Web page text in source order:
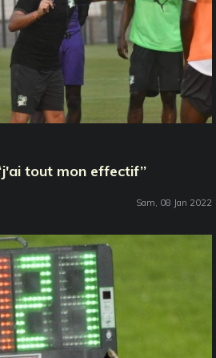
tout mon effectif’’
Sam, 08 Jan 2022